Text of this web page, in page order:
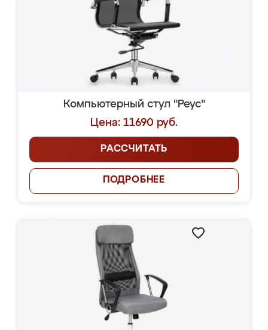
Компьютерный стул "Реус"
Цена: 11690 руб.
РАССЧИТАТЬ
ПОДРОБНЕЕ